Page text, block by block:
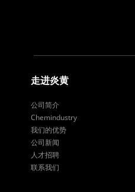
走进炎黄
公司简介
Chemindustry
我们的优势
公司新闻
人才招聘
联系我们